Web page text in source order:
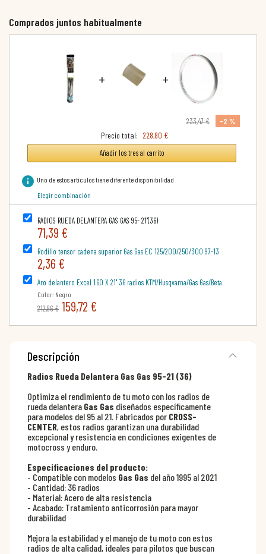
Comprados juntos habitualmente
+ +
233,47 €
-2 %
Precio total: 228,80 €
Añadir los tres al carrito
info Uno de estos artículos tiene diferente disponibilidad
Elegir combinación
RADIOS RUEDA DELANTERA GAS GAS 95- 21"(36)
71,39 €
Rodillo tensor cadena superior Gas Gas EC 125/200/250/300 97-13
2,36 €
Aro delantero Excel 1.60 X 21" 36 radios KTM/Husqvarna/Gas Gas/Beta
Color: Negro
212,96 € 159,72 €
Descripción
Radios Rueda Delantera Gas Gas 95-21 (36)
Optimiza el rendimiento de tu moto con los radios de
rueda delantera Gas Gas diseñados específicamente
para modelos del 95 al 21. Fabricados por CROSS-
CENTER, estos radios garantizan una durabilidad
excepcional y resistencia en condiciones exigentes de
motocross y enduro.
Especificaciones del producto:
- Compatible con modelos Gas Gas del año 1995 al 2021
- Cantidad: 36 radios
- Material: Acero de alta resistencia
- Acabado: Tratamiento anticorrosión para mayor
durabilidad
Mejora la estabilidad y el manejo de tu moto con estos
radios de alta calidad, ideales para pilotos que buscan